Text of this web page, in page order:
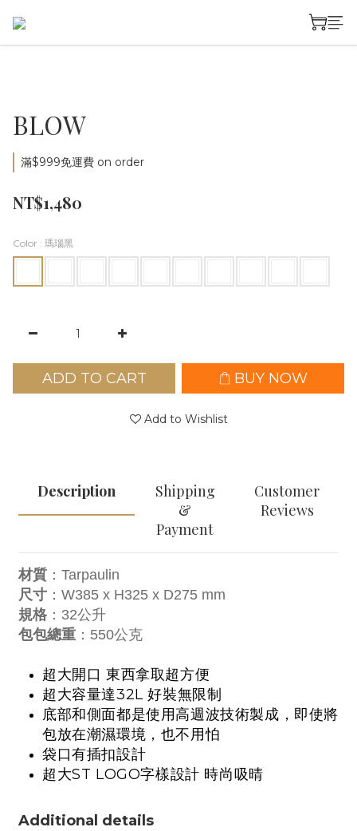
BLOW
滿$999免運費 on order
NT$1,480
Color : 瑪瑙黑
ADD TO CART BUY NOW
Add to Wishlist
Description
Shipping
&
Payment
Customer
Reviews
材質 ：Tarpaulin
尺寸 ：W385 x H325 x D275 mm
規格 ：32公升
包包總重 ：550公克
超大開口 東西拿取超方便
超大容量達32L 好裝無限制
底部和側面都是使用高週波技術製成，即使將
包放在潮濕環境，也不用怕
袋口有插扣設計
超大ST LOGO字樣設計 時尚吸晴
Additional details